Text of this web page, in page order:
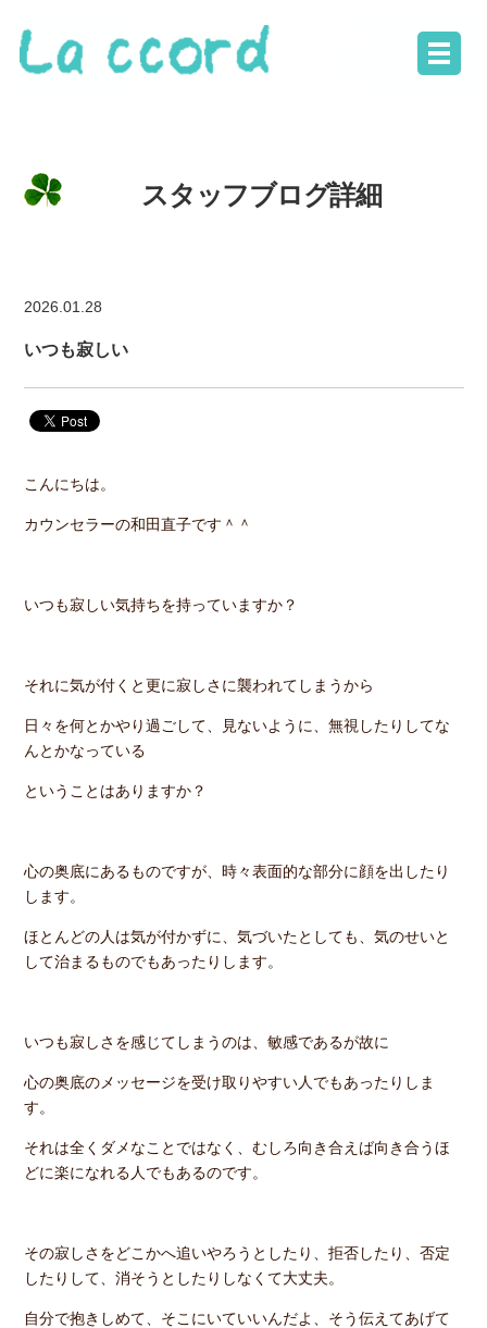
スタッフブログ詳細
2026.01.28
いつも寂しい
こんにちは。
カウンセラーの和田直子です＾＾
いつも寂しい気持ちを持っていますか？
それに気が付くと更に寂しさに襲われてしまうから
日々を何とかやり過ごして、見ないように、無視したりしてな
んとかなっている
ということはありますか？
心の奥底にあるものですが、時々表面的な部分に顔を出したり
します。
ほとんどの人は気が付かずに、気づいたとしても、気のせいと
して治まるものでもあったりします。
いつも寂しさを感じてしまうのは、敏感であるが故に
心の奥底のメッセージを受け取りやすい人でもあったりしま
す。
それは全くダメなことではなく、むしろ向き合えば向き合うほ
どに楽になれる人でもあるのです。
その寂しさをどこかへ追いやろうとしたり、拒否したり、否定
したりして、消そうとしたりしなくて大丈夫。
自分で抱きしめて、そこにいていいんだよ、そう伝えてあげて